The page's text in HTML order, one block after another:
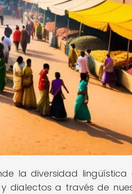
la diversidad lingüística
dialectos a través de